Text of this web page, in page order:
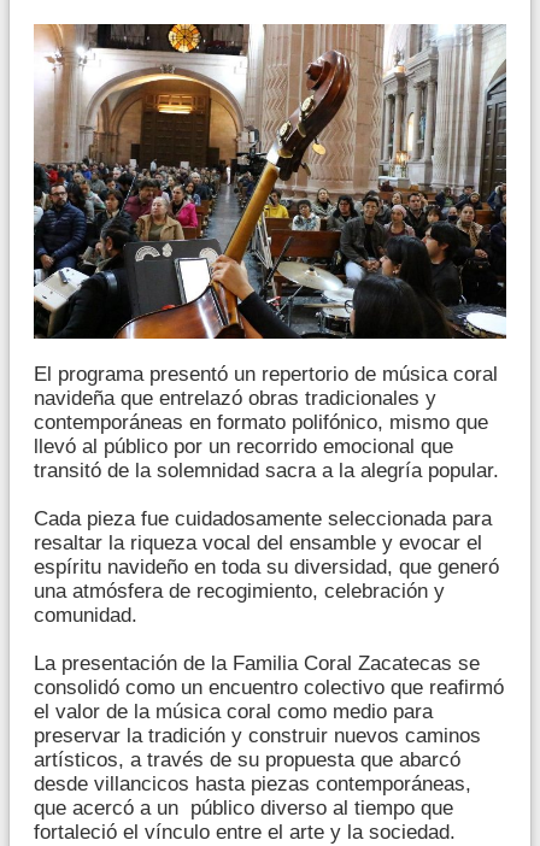
El programa presentó un repertorio de música coral
navideña que entrelazó obras tradicionales y
contemporáneas en formato polifónico, mismo que
llevó al público por un recorrido emocional que
transitó de la solemnidad sacra a la alegría popular.
Cada pieza fue cuidadosamente seleccionada para
resaltar la riqueza vocal del ensamble y evocar el
espíritu navideño en toda su diversidad, que generó
una atmósfera de recogimiento, celebración y
comunidad.
La presentación de la Familia Coral Zacatecas se
consolidó como un encuentro colectivo que reafirmó
el valor de la música coral como medio para
preservar la tradición y construir nuevos caminos
artísticos, a través de su propuesta que abarcó
desde villancicos hasta piezas contemporáneas,
que acercó a un público diverso al tiempo que
fortaleció el vínculo entre el arte y la sociedad.